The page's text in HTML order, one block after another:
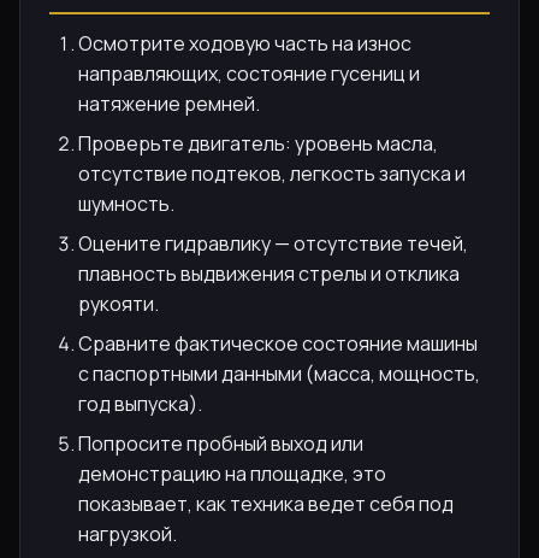
Осмотрите ходовую часть на износ
направляющих, состояние гусениц и
натяжение ремней.
Проверьте двигатель: уровень масла,
отсутствие подтеков, легкость запуска и
шумность.
Оцените гидравлику — отсутствие течей,
плавность выдвижения стрелы и отклика
рукояти.
Сравните фактическое состояние машины
с паспортными данными (масса, мощность,
год выпуска).
Попросите пробный выход или
демонстрацию на площадке, это
показывает, как техника ведет себя под
нагрузкой.